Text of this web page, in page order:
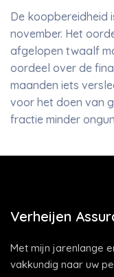
De koopbereidheid
november. Het
afgelopen twaalf
oordeel over de
maanden iets
voor het doen van
fractie minder
Verheijen
Met mijn jarenlange
vakkundig naar uw